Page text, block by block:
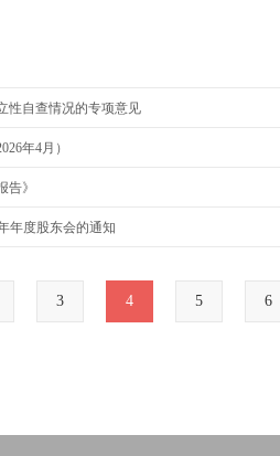
性自查情况的专项意见
年4月）
告》
年度股东会的通知
3 4 5 6